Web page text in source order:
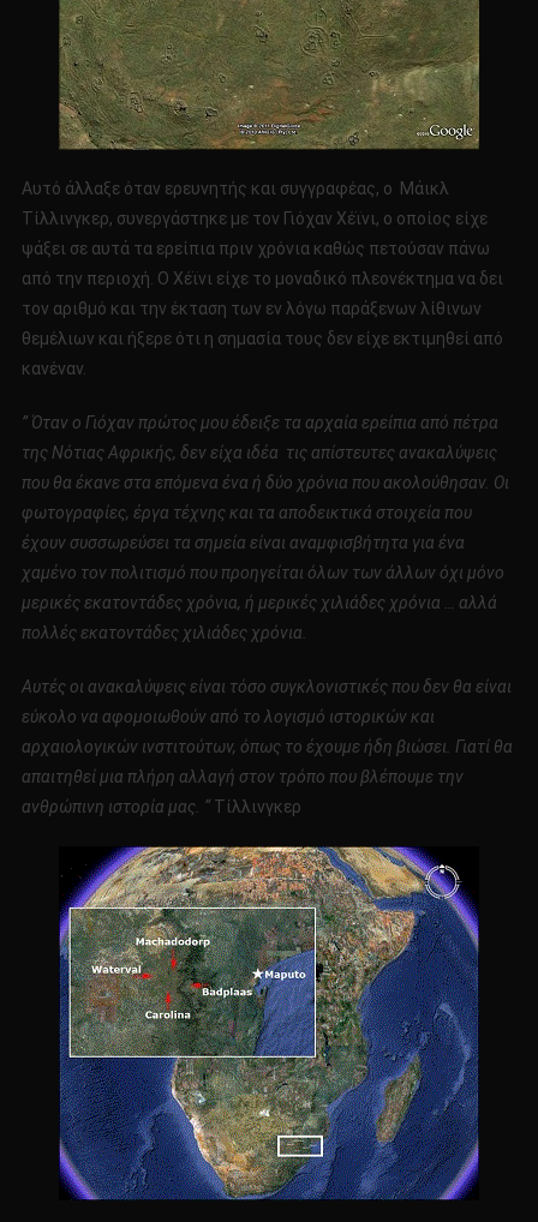
Αυτό άλλαξε όταν ερευνητής και συγγραφέας, ο Μάικλ
Tίλλινγκερ, συνεργάστηκε με τον Γιόχαν Χέϊνι, ο οποίος είχε
ψάξει σε αυτά τα ερείπια πριν χρόνια καθώς πετούσαν πάνω
από την περιοχή. Ο Χέϊνι είχε το μοναδικό πλεονέκτημα να δει
τον αριθμό και την έκταση των εν λόγω παράξενων λίθινων
θεμέλιων και ήξερε ότι η σημασία τους δεν είχε εκτιμηθεί από
κανέναν.
” Όταν ο Γιόχαν πρώτος μου έδειξε τα αρχαία ερείπια από πέτρα
της Νότιας Αφρικής, δεν είχα ιδέα τις απίστευτες ανακαλύψεις
που θα έκανε στα επόμενα ένα ή δύο χρόνια που ακολούθησαν. Οι
φωτογραφίες, έργα τέχνης και τα αποδεικτικά στοιχεία που
έχουν συσσωρεύσει τα σημεία είναι αναμφισβήτητα για ένα
χαμένο τον πολιτισμό που προηγείται όλων των άλλων όχι μόνο
μερικές εκατοντάδες χρόνια, ή μερικές χιλιάδες χρόνια … αλλά
πολλές εκατοντάδες χιλιάδες χρόνια.
Αυτές οι ανακαλύψεις είναι τόσο συγκλονιστικές που δεν θα είναι
εύκολο να αφομοιωθούν από το λογισμό ιστορικών και
αρχαιολογικών ινστιτούτων, όπως το έχουμε ήδη βιώσει. Γιατί θα
απαιτηθεί μια πλήρη αλλαγή στον τρόπο που βλέπουμε την
ανθρώπινη ιστορία μας. “Tίλλινγκερ